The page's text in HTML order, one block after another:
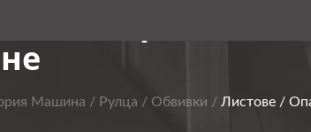
За
Машина / Рулца / Обвивки / Листове /